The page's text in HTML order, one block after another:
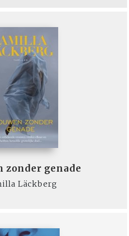
zonder genade
Läckberg